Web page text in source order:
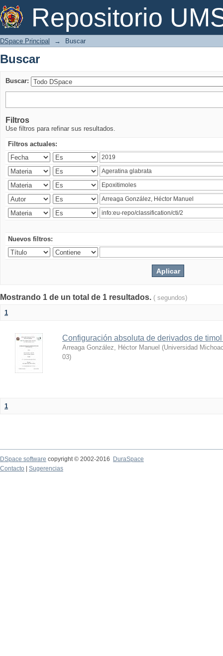
Repositorio
Buscar
DSpace Principal → Buscar
Buscar
Buscar:
Filtros
Use filtros para refinar sus resultados.
Filtros actuales:
Nuevos filtros:
Mostrando 1 de un total de 1 resultados. ( segundos)
1
Configuración absoluta de derivados de
Arreaga González, Héctor Manuel (Universidad
03)
1
DSpace software copyright © 2002-2016
DuraSpace
Contacto
Sugerencias